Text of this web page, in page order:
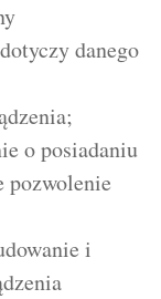
danego
o posiadaniu
pozwolenie
i